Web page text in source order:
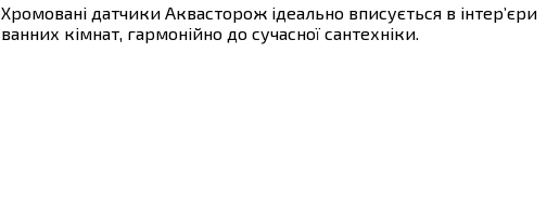
Хромовані датчики Аквасторож ідеально вписується в інтер’єри
ванних кімнат, гармонійно до сучасної сантехніки.